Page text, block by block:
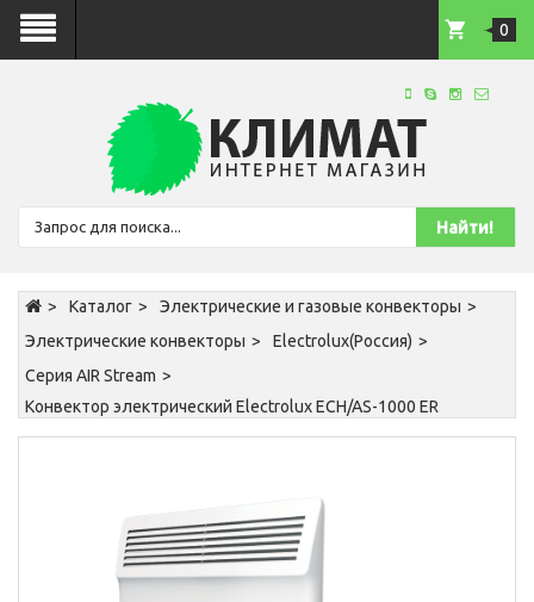
0
Каталог
Электрические и газовые конвекторы
Электрические конвекторы
Electrolux(Россия)
Серия AIR Stream
Конвектор электрический Electrolux ECH/AS-1000 ER